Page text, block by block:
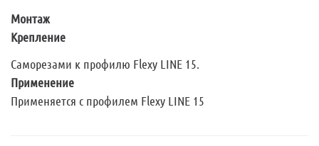
Монтаж
Крепление
Саморезами к профилю Flexy LINE 15.
Применение
Применяется с профилем Flexy LINE 15